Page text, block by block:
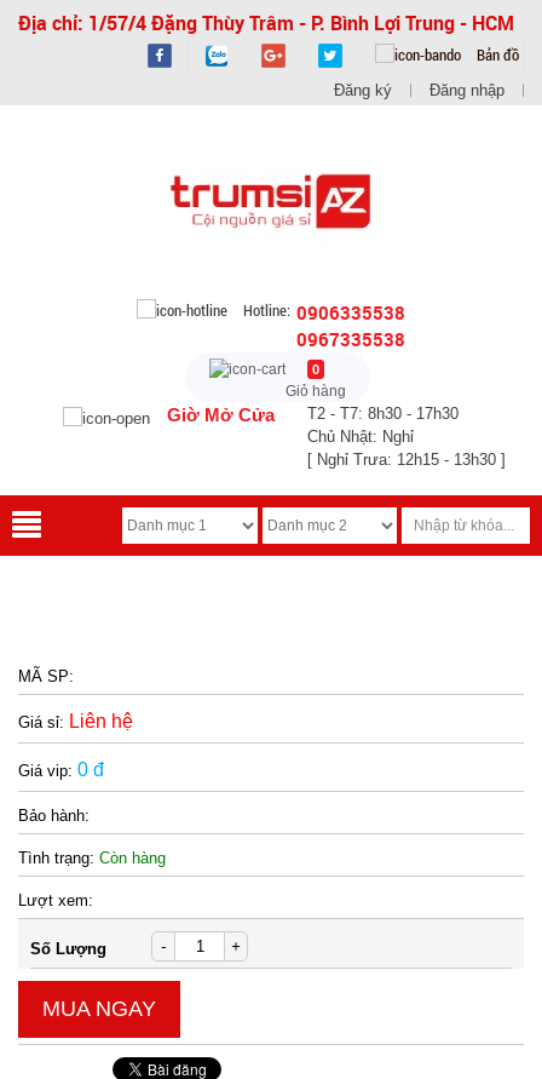
Địa chỉ: 1/57/4 Đặng Thùy Trâm - P. Bình Lợi Trung - HCM
Bản đồ
Đăng ký Đăng nhập
Hotline: 0906335538
0967335538
0
Giỏ hàng
Giờ Mở Cửa
T2 - T7: 8h30 - 17h30
Chủ Nhật: Nghỉ
[ Nghỉ Trưa: 12h15 - 13h30 ]
MÃ SP:
Giá sỉ: Liên hệ
Giá vip: 0 đ
Bảo hành:
Tình trạng: Còn hàng
Lượt xem:
Số Lượng - +
MUA NGAY